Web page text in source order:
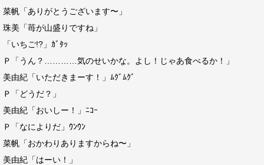
菜帆「ありがとうございます〜」
珠美「苺が山盛りですね」
「いちご!?」ｶﾞﾀｯ
Ｐ「うん？…………気のせいかな。よし！じゃあ食べるか！」
美由紀「いただきまーす！」ﾑｸﾞﾑｸﾞ
Ｐ「どうだ？」
美由紀「おいしー！」ﾆｺｰ
Ｐ「なによりだ」ｳﾝｳﾝ
菜帆「おかわりありますからね〜」
美由紀「はーい！」